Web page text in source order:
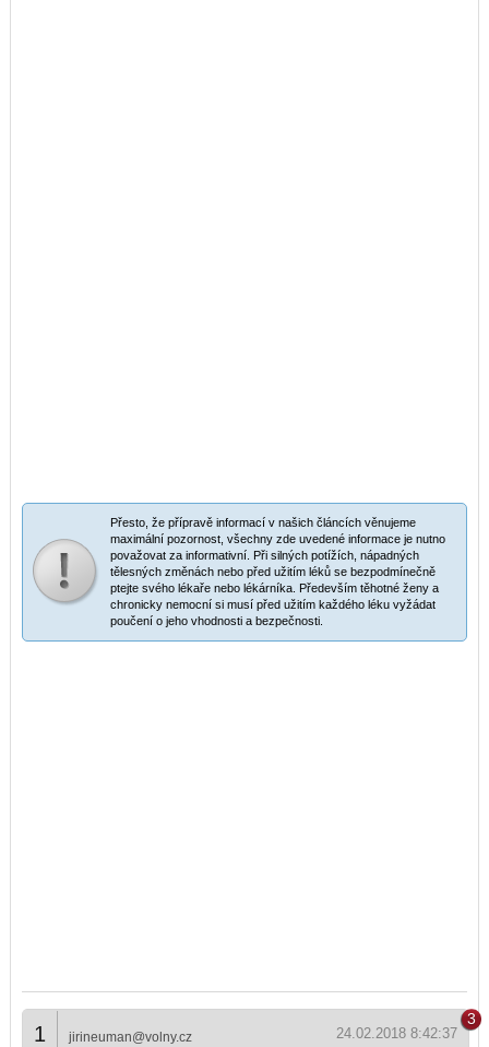
Přesto, že přípravě informací v našich článcích věnujeme
maximální pozornost, všechny zde uvedené informace je nutno
považovat za informativní. Při silných potížích, nápadných
tělesných změnách nebo před užitím léků se bezpodmínečně
ptejte svého lékaře nebo lékárníka. Především těhotné ženy a
chronicky nemocní si musí před užitím každého léku vyžádat
poučení o jeho vhodnosti a bezpečnosti.
3
1 jirineuman@volny.cz 24.02.2018 8:42:37